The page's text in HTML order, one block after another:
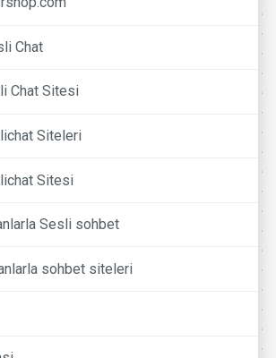
Chat
Chat Sitesi
Siteleri
Sitesi
Sesli sohbet
sohbet siteleri